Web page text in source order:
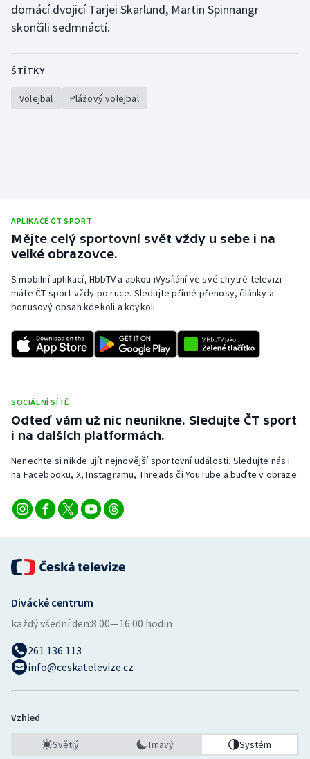
Rychlobruslení
Veslování
Vodní slalom
Volejbal
Ostatní
domácí dvojicí Tarjei Skarlund, Martin Spinnangr
skončili sedmnáctí.
ŠTÍTKY
Volejbal Plážový volejbal
APLIKACE ČT SPORT
Mějte celý sportovní svět vždy u sebe i na
velké obrazovce.
S mobilní aplikací, HbbTV a apkou iVysílání ve své chytré televizi
máte ČT sport vždy po ruce. Sledujte přímé přenosy, články a
bonusový obsah kdekoli a kdykoli.
SOCIÁLNÍ SÍTĚ
Odteď vám už nic neunikne. Sledujte ČT sport
i na dalších platformách.
Nenechte si nikde ujít nejnovější sportovní události. Sledujte nás i
na Facebooku, X, Instagramu, Threads či YouTube a buďte v obraze.
Divácké centrum
každý všední den:8:00—16:00 hodin
261 136 113
info@ceskatelevize.cz
Vzhled
Světlý Tmavý Systém